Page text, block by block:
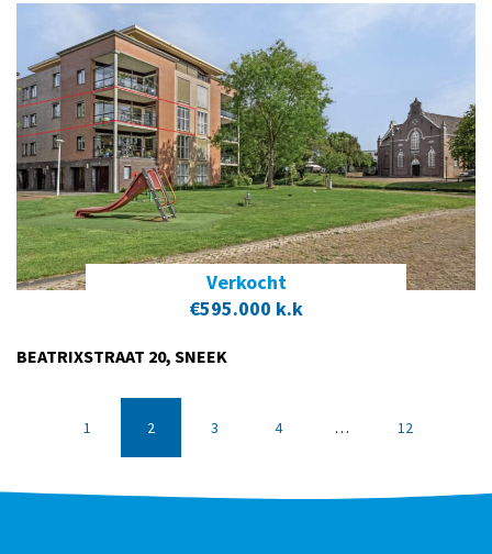
Verkocht
€595.000 k.k
BEATRIXSTRAAT 20, SNEEK
1 2 3 4 … 12